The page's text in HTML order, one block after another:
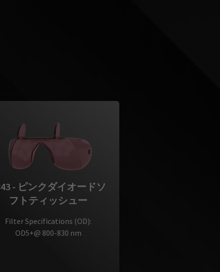
- ピンクダイオードソ
フトティッシュー
Filter Specifications (OD):
OD5+@ 800-830 nm